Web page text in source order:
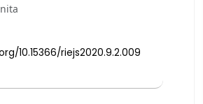
10.15366/riejs2020.9.2.009